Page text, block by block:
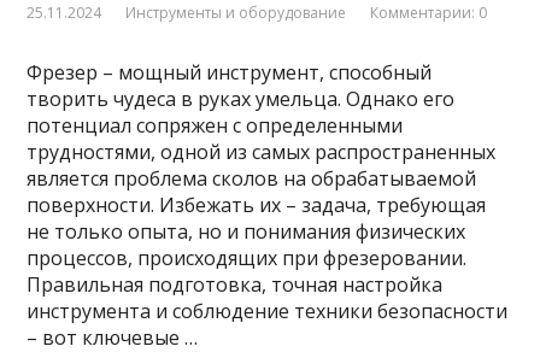
25.11.2024 Инструменты и оборудование Комментарии: 0
Фрезер – мощный инструмент, способный
творить чудеса в руках умельца. Однако его
потенциал сопряжен с определенными
трудностями, одной из самых распространенных
является проблема сколов на обрабатываемой
поверхности. Избежать их – задача, требующая
не только опыта, но и понимания физических
процессов, происходящих при фрезеровании.
Правильная подготовка, точная настройка
инструмента и соблюдение техники безопасности
– вот ключевые …